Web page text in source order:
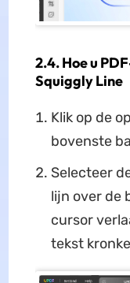
2.4. Hoe u
Squiggly Line
Klik op de
bovenste
Selecteer
lijn over de
cursor
tekst